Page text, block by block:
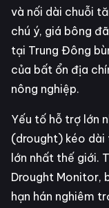
và nối dài chuỗi
chú ý, giá bông
tại Trung Đông
của bất ổn địa
nông nghiệp.
Yếu tố hỗ trợ lớn
(drought) kéo dài
lớn nhất thế giới.
Drought Monitor,
hạn hán nghiêm